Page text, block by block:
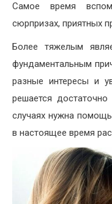
Самое время
сюрпризах, приятных
Более тяжелым
фундаментальным
разные интересы и
решается
случаях нужна помощь
в настоящее время